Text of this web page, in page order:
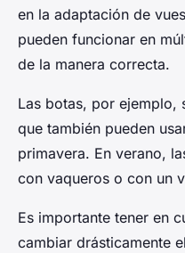
en la adaptación de
pueden funcionar en
de la manera correcta.
Las botas, por ejemplo,
que también pueden
primavera. En verano,
con vaqueros o con un
Es importante tener en
cambiar drásticamente